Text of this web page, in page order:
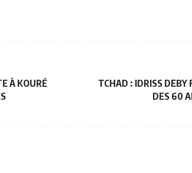
À KOURÉ
TCHAD : IDRISS DEBY
DES 60